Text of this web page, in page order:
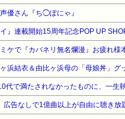
優さん『ち◯ぽにゃ』
イ』連載開始15周年記念POP UP
ケで『カバネリ無名爛漫』お疲れ様
ヶ浜結衣＆由比ヶ浜母の「母娘丼」グ
代で満たされなかったものに、一生執
広告なしで1億曲以上が自由に聴き放